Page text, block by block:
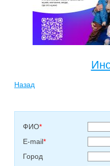
Назад
ФИО*
E-mail*
Город